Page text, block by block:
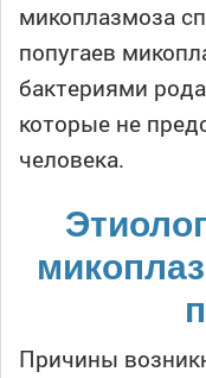
микоплазмоза
попугаев
бактериями
которые не
человека.
Причины